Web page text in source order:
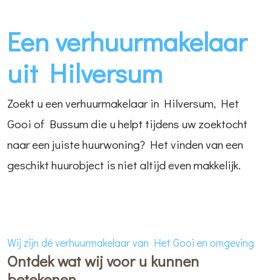
Een verhuurmakelaar
uit Hilversum
Zoekt u een verhuurmakelaar in Hilversum, Het
Gooi of Bussum die u helpt tijdens uw zoektocht
naar een juiste huurwoning? Het vinden van een
geschikt huurobject is niet altijd even makkelijk.
Wij zijn dé verhuurmakelaar van Het Gooi en omgeving
Ontdek wat wij voor u kunnen